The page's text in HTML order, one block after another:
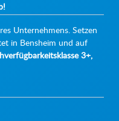
Unternehmens. Setzen
in Bensheim und auf
3+,